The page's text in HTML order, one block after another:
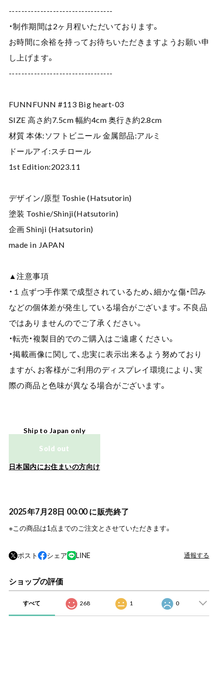
---------------------------------
・制作期間は2ヶ月程いただいております。
お時間に余裕を持ってお待ちいただきますようお願い申
し上げます。
---------------------------------
FUNNFUNN #113 Big heart-03
SIZE 高さ約7.5cm 幅約4cm 奥行き約2.8cm
材質 本体:ソフトビニール 金属部品:アルミ
ドールアイ:スチロール
1st Edition:2023.11
デザイン/原型 Toshie (Hatsutorin)
塗装 Toshie/Shinji(Hatsutorin)
企画 Shinji (Hatsutorin)
made in JAPAN
▲注意事項
・１点ずつ手作業で成型されているため、細かな傷・凹み
などの個体差が発生している場合がございます。不良品
ではありませんのでご了承ください。
・転売・複製目的でのご購入はご遠慮ください。
・掲載画像に関して、忠実に表示出来るよう努めており
ますが、お客様がご利用のディスプレイ環境により、実
際の商品と色味が異なる場合がございます。
Ship to Japan only
Sold out
日本国内にお住まいの方向け
2025年7月28日 00:00 に販売終了
※この商品は1点までのご注文とさせていただきます。
ポスト シェア LINE 通報する
ショップの評価
すべて 268 1 0